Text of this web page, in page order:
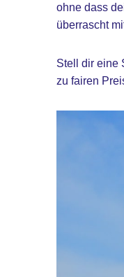
ohne dass
überrascht
Stell dir eine
zu fairen